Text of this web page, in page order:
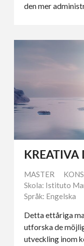
den mer
KREATIVA
MASTER
Skola: Istituto
Språk: Engelska
Detta ettåriga
utforska de
utveckling inom